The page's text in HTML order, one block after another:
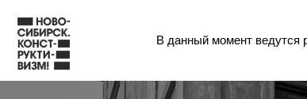
В данный момент ведутся